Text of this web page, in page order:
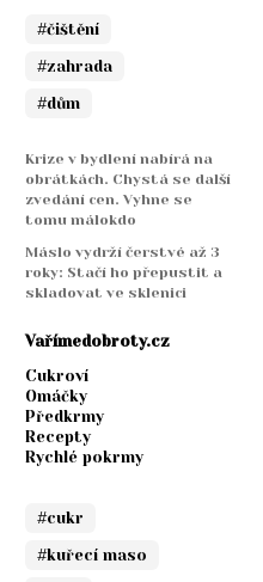
#čištění
#zahrada
#dům
Krize v bydlení nabírá na
obrátkách. Chystá se další
zvedání cen. Vyhne se
tomu málokdo
Máslo vydrží čerstvé až 3
roky: Stačí ho přepustit a
skladovat ve sklenici
Vařímedobroty.cz
Cukroví
Omáčky
Předkrmy
Recepty
Rychlé pokrmy
#cukr
#kuřecí maso